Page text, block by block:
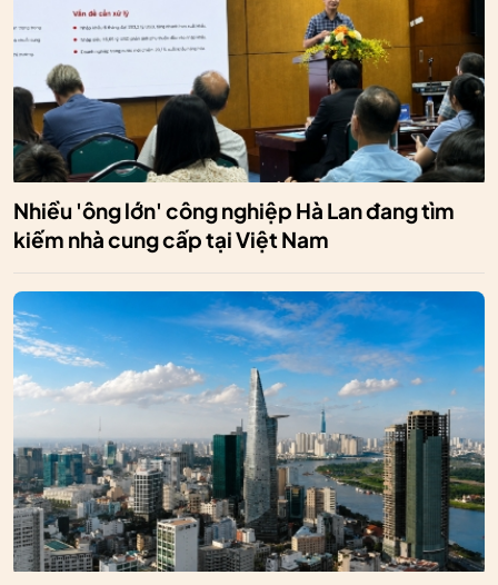
Nhiều 'ông lớn' công nghiệp Hà Lan đang tìm
kiếm nhà cung cấp tại Việt Nam